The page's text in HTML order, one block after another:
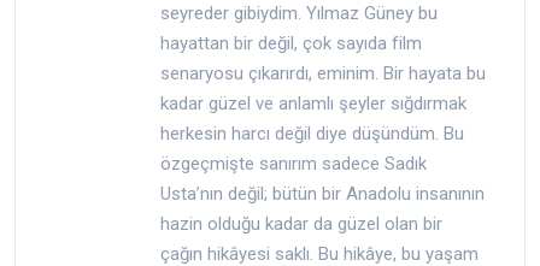
seyreder gibiydim. Yılmaz Güney bu
hayattan bir değil, çok sayıda film
senaryosu çıkarırdı, eminim. Bir hayata bu
kadar güzel ve anlamlı şeyler sığdırmak
herkesin harcı değil diye düşündüm. Bu
özgeçmişte sanırım sadece Sadık
Usta’nın değil; bütün bir Anadolu insanının
hazin olduğu kadar da güzel olan bir
çağın hikâyesi saklı. Bu hikâye, bu yaşam